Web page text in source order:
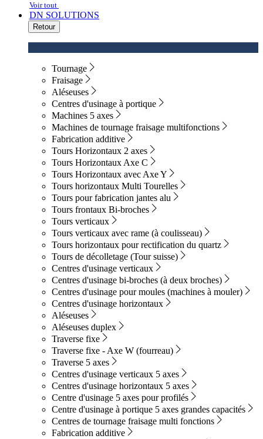
Voir tout
DN SOLUTIONS
Retour
Tournage
Fraisage
Aléseuses
Centres d'usinage à portique
Machines 5 axes
Machines de tournage fraisage multifonctions
Fabrication additive
Tours Horizontaux 2 axes
Tours Horizontaux Axe C
Tours Horizontaux avec Axe Y
Tours horizontaux Multi Tourelles
Tours pour fabrication jantes alu
Tours frontaux Bi-broches
Tours verticaux
Tours verticaux avec rame (à coulisseau)
Tours horizontaux pour rectification du quartz
Tours de décolletage (Tour suisse)
Centres d'usinage verticaux
Centres d'usinage bi-broches (à deux broches)
Centres d'usinage pour moules (machines à mouler)
Centres d'usinage horizontaux
Aléseuses
Aléseuses duplex
Traverse fixe
Traverse fixe - Axe W (fourreau)
Traverse 5 axes
Centres d'usinage verticaux 5 axes
Centres d'usinage horizontaux 5 axes
Centre d'usinage 5 axes pour profilés
Centre d'usinage à portique 5 axes grandes capacités
Centres de tournage fraisage multi fonctions
Fabrication additive